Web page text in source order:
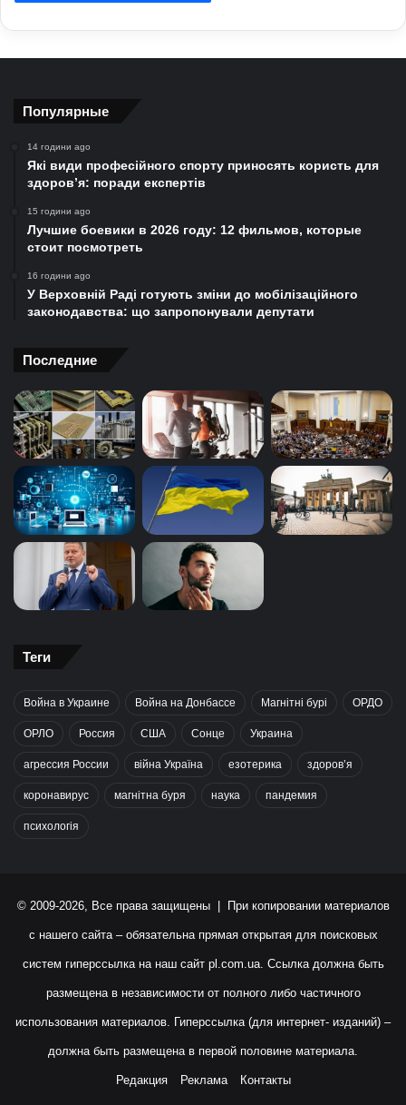
Популярные
14 години ago
Які види професійного спорту приносять користь для
здоров’я: поради експертів
15 години ago
Лучшие боевики в 2026 году: 12 фильмов, которые
стоит посмотреть
16 години ago
У Верховній Раді готують зміни до мобілізаційного
законодавства: що запропонували депутати
Последние
Теги
Война в Украине Война на Донбассе Магнітні бурі ОРДО
ОРЛО Россия США Сонце Украина
агрессия России війна Україна езотерика здоров’я
коронавирус магнітна буря наука пандемия
психологія
© 2009-2026, Все права защищены | При копировании материалов
с нашего сайта – обязательна прямая открытая для поисковых
систем гиперссылка на наш сайт pl.com.ua. Ссылка должна быть
размещена в независимости от полного либо частичного
использования материалов. Гиперссылка (для интернет- изданий) –
должна быть размещена в первой половине материала.
Редакция Реклама Контакты